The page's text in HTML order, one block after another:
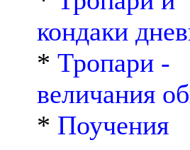
кондаки
* Тропари -
величания
* Поучения